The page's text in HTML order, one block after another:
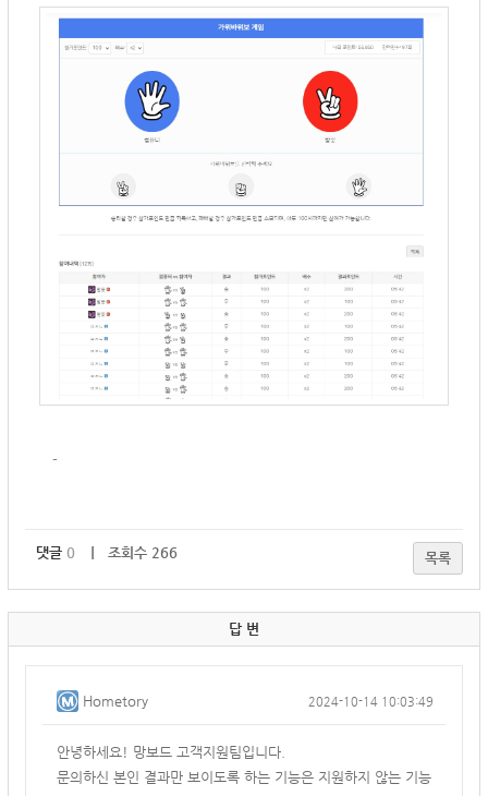
-
댓글 0 ｜ 조회수 266 목록
답 변
Hometory 2024-10-14 10:03:49
안녕하세요! 망보드 고객지원팀입니다.
문의하신 본인 결과만 보이도록 하는 기능은 지원하지 않는 기능